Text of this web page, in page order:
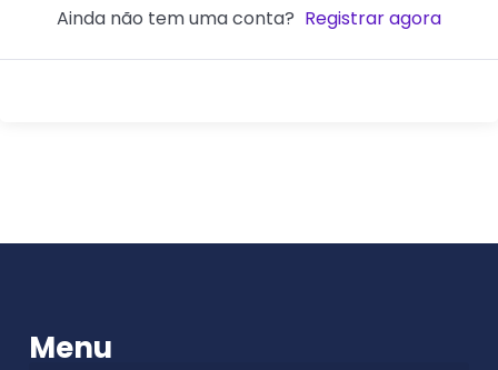
Ainda não tem uma conta? Registrar agora
Menu